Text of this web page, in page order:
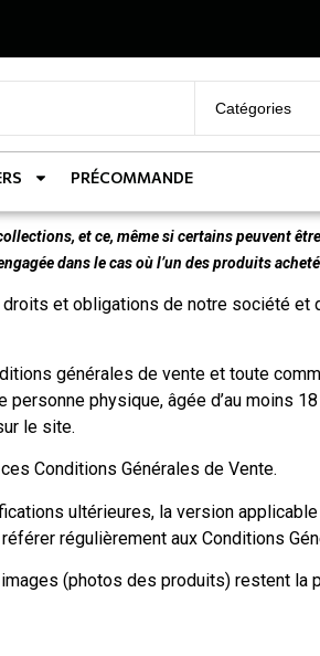
PRÉCOMMANDE
et ce, même si certains peuvent
dans le cas où l’un des produits
et obligations de notre société
générales de vente et toute
physique, âgée d’au moins
le site.
Conditions Générales de Vente.
ultérieures, la version
régulièrement aux Conditions
(photos des produits) restent